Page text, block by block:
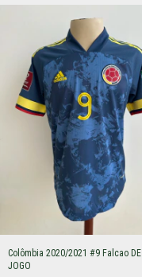
Colômbia 2020/2021 #9 Falcao DE
JOGO